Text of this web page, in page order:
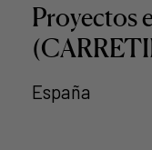
Proyectos
España